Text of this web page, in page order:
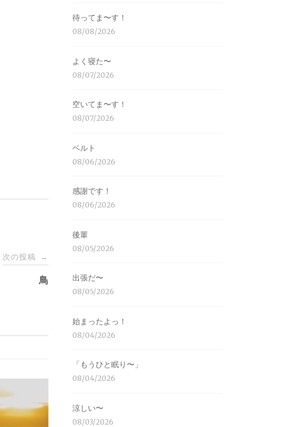
次の投稿 →
鳥
待ってま〜す！
08/08/2026
よく寝た〜
08/07/2026
空いてま〜す！
08/07/2026
ベルト
08/06/2026
感謝です！
08/06/2026
後輩
08/05/2026
出張だ〜
08/05/2026
始まったよっ！
08/04/2026
「もうひと眠り〜」
08/04/2026
涼しい〜
08/03/2026